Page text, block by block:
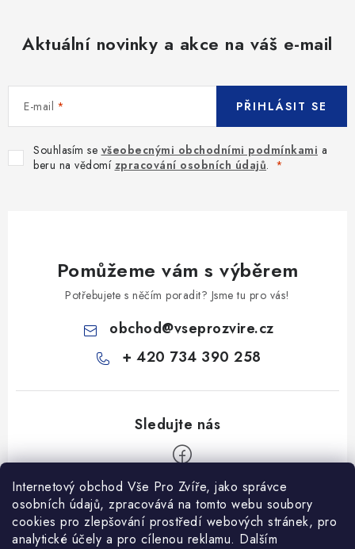
Internetový obchod Vše Pro Zvíře, jako správce
osobních údajů, zpracovává na tomto webu soubory
cookies pro zlepšování prostředí webových stránek, pro
analytické účely a pro cílenou reklamu. Dalším
Aktuální novinky a akce na váš e-mail
E-mail
Souhlasím se všeobecnými obchodními podmínkami a
beru na vědomí zpracování osobních údajů.
PŘIHLÁSIT SE
Pomůžeme vám s výběrem
Potřebujete s něčím poradit? Jsme tu pro vás!
obchod@vseprozvire.cz
+ 420 734 390 258
Informace pro Vás